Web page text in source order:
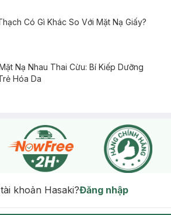
Có Gì Khác So Với Mặt Nạ Giấy?
Nạ Nhau Thai Cừu: Bí Kiếp Dưỡng
Hóa Da
khoản Hasaki?Đăng nhập